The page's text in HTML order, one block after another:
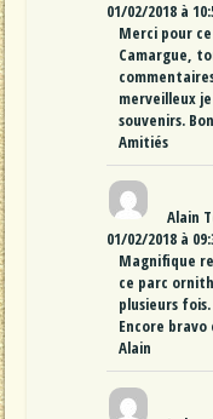
01/02/2018 à
Merci pour
Camargue,
merveilleux
souvenirs.
Amitiés
Alain
01/02/2018 à
Magnifique
ce parc
plusieurs
Encore bravo
Alain